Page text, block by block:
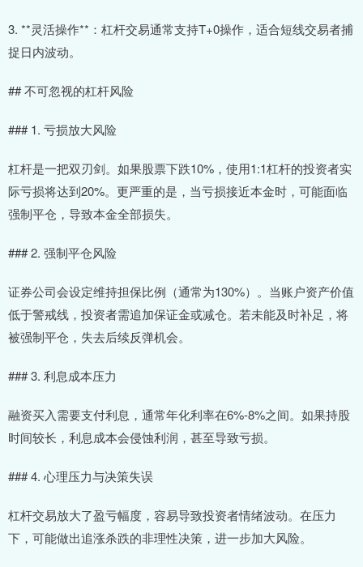
3. **灵活操作**：杠杆交易通常支持T+0操作，适合短线交易者捕
捉日内波动。
## 不可忽视的杠杆风险
### 1. 亏损放大风险
杠杆是一把双刃剑。如果股票下跌10%，使用1:1杠杆的投资者实
际亏损将达到20%。更严重的是，当亏损接近本金时，可能面临
强制平仓，导致本金全部损失。
### 2. 强制平仓风险
证券公司会设定维持担保比例（通常为130%）。当账户资产价值
低于警戒线，投资者需追加保证金或减仓。若未能及时补足，将
被强制平仓，失去后续反弹机会。
### 3. 利息成本压力
融资买入需要支付利息，通常年化利率在6%-8%之间。如果持股
时间较长，利息成本会侵蚀利润，甚至导致亏损。
### 4. 心理压力与决策失误
杠杆交易放大了盈亏幅度，容易导致投资者情绪波动。在压力
下，可能做出追涨杀跌的非理性决策，进一步加大风险。